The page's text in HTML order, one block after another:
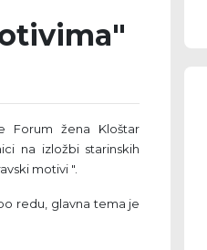
Forum žena Kloštar
na izložbi starinskih
motivi ".
redu, glavna tema je